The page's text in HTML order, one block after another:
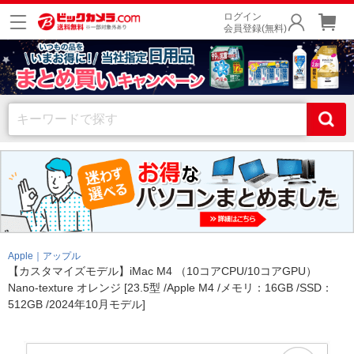
ログイン
会員登録(無料)
Apple｜アップル
【カスタマイズモデル】iMac M4 （10コアCPU/10コアGPU）
Nano-texture オレンジ [23.5型 /Apple M4 /メモリ：16GB /SSD：
512GB /2024年10月モデル]